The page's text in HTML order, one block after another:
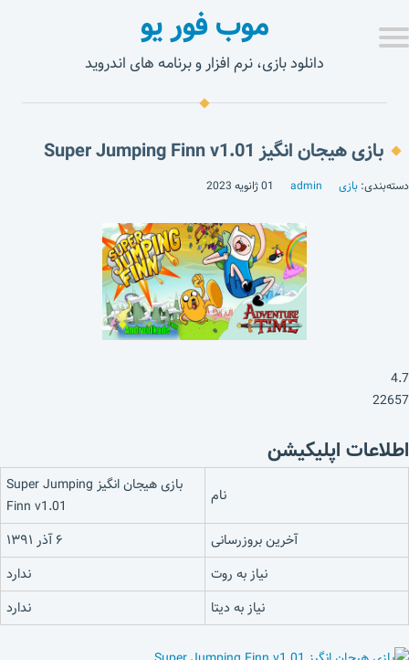
موب فور یو
دانلود بازی، نرم افزار و برنامه های اندروید
بازی هیجان انگیز Super Jumping Finn v1.01
دسته‌بندی: بازی admin 01 ژانویه 2023
4.7
22657
اطلاعات اپلیکیشن
نام
بازی هیجان انگیز Super Jumping
Finn v1.01
آخرین بروزرسانی
۶ آذر ۱۳۹۱
نیاز به روت
ندارد
نیاز به دیتا
ندارد